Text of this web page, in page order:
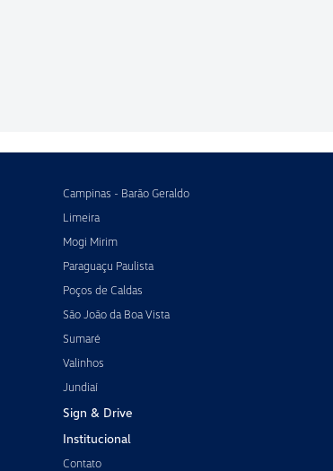
Campinas - Barão Geraldo
Limeira
Mogi Mirim
Paraguaçu Paulista
Poços de Caldas
São João da Boa Vista
Sumaré
Valinhos
Jundiaí
Sign & Drive
Institucional
Contato